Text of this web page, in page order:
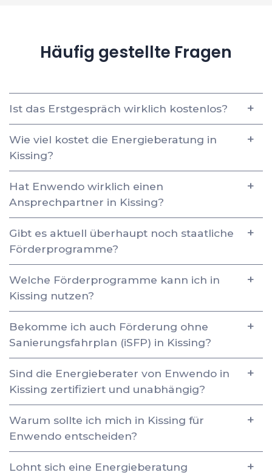
Häufig gestellte Fragen
Ist das Erstgespräch wirklich kostenlos?
Wie viel kostet die Energieberatung in
Kissing?
Hat Enwendo wirklich einen
Ansprechpartner in Kissing?
Gibt es aktuell überhaupt noch staatliche
Förderprogramme?
Welche Förderprogramme kann ich in
Kissing nutzen?
Bekomme ich auch Förderung ohne
Sanierungsfahrplan (iSFP) in Kissing?
Sind die Energieberater von Enwendo in
Kissing zertifiziert und unabhängig?
Warum sollte ich mich in Kissing für
Enwendo entscheiden?
Lohnt sich eine Energieberatung